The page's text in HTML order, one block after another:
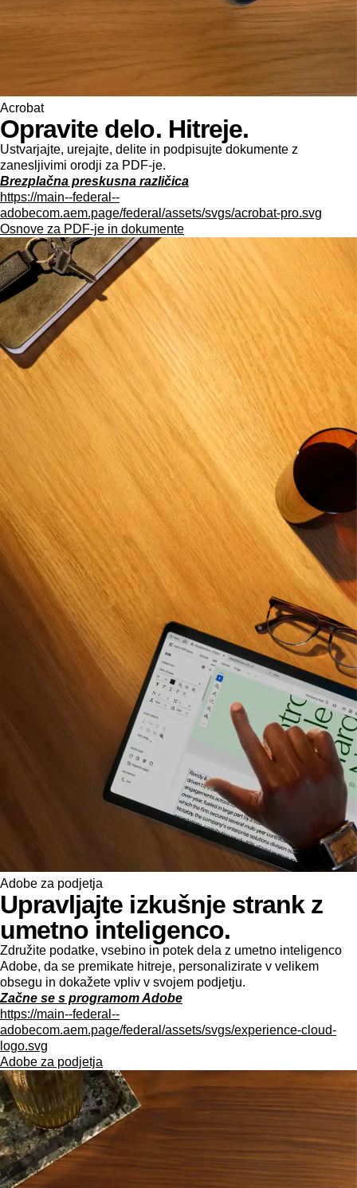
Acrobat
Opravite delo. Hitreje.
Ustvarjajte, urejajte, delite in podpisujte dokumente z
zanesljivimi orodji za PDF-je.
Brezplačna preskusna različica
https://main--federal--
adobecom.aem.page/federal/assets/svgs/acrobat-pro.svg
Osnove za PDF-je in dokumente
Adobe za podjetja
Upravljajte izkušnje strank z
umetno inteligenco.
Združite podatke, vsebino in potek dela z umetno inteligenco
Adobe, da se premikate hitreje, personalizirate v velikem
obsegu in dokažete vpliv v svojem podjetju.
Začne se s programom Adobe
https://main--federal--
adobecom.aem.page/federal/assets/svgs/experience-cloud-
logo.svg
Adobe za podjetja